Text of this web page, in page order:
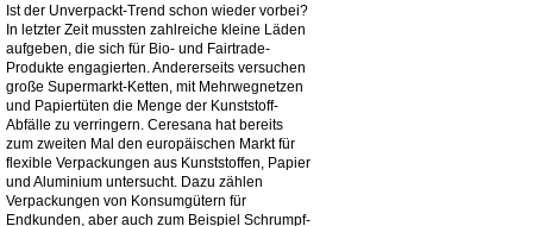
Ist der Unverpackt-Trend schon wieder vorbei?
In letzter Zeit mussten zahlreiche kleine Läden
aufgeben, die sich für Bio- und Fairtrade-
Produkte engagierten. Andererseits versuchen
große Supermarkt-Ketten, mit Mehrwegnetzen
und Papiertüten die Menge der Kunststoff-
Abfälle zu verringern. Ceresana hat bereits
zum zweiten Mal den europäischen Markt für
flexible Verpackungen aus Kunststoffen, Papier
und Aluminium untersucht. Dazu zählen
Verpackungen von Konsumgütern für
Endkunden, aber auch zum Beispiel Schrumpf-